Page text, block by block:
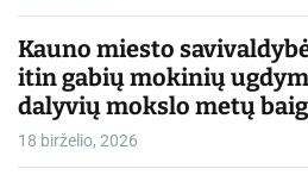
Kauno miesto
itin gabių mokinių
dalyvių mokslo metų
18 birželio, 2026